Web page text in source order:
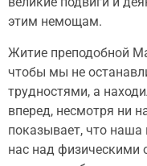
этим немощам.
Житие преподобной
чтобы мы не
трудностями, а
вперед, несмотря ни
показывает, что
нас над физическими